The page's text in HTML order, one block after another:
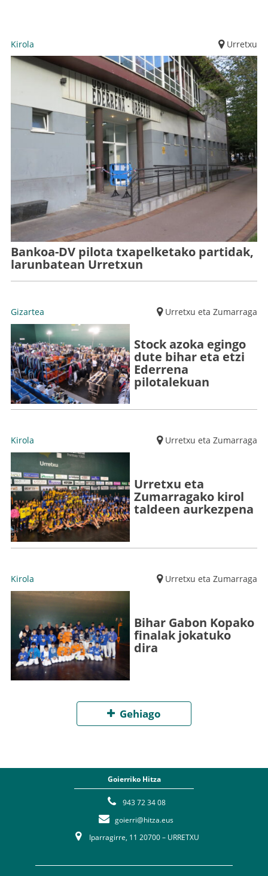
Kirola Urretxu
Bankoa-DV pilota txapelketako partidak,
larunbatean Urretxun
Gizartea Urretxu eta Zumarraga
Stock azoka egingo
dute bihar eta etzi
Ederrena
pilotalekuan
Kirola Urretxu eta Zumarraga
Urretxu eta
Zumarragako kirol
taldeen aurkezpena
Kirola Urretxu eta Zumarraga
Bihar Gabon Kopako
finalak jokatuko
dira
Gehiago
Goierriko Hitza
943 72 34 08
goierri@hitza.eus
Iparragirre, 11 20700 – URRETXU